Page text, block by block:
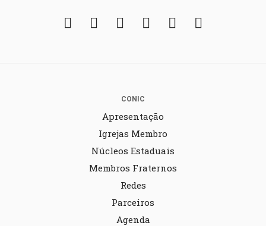
FacebookTwitter Instagram
YouTubeFickr
CONIC
Apresentação
Igrejas Membro
Núcleos Estaduais
Membros Fraternos
Redes
Parceiros
Agenda